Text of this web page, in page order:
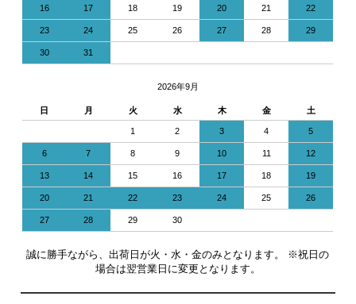
16 17 18 19 20 21 22
23 24 25 26 27 28 29
30 31
2026年9月
日 月 火 水 木 金 土
1 2 3 4 5
6 7 8 9 10 11 12
13 14 15 16 17 18 19
20 21 22 23 24 25 26
27 28 29 30
誠に勝手ながら、出荷日が火・水・金のみとなります。 ※祝日の
場合は翌営業日に変更となります。